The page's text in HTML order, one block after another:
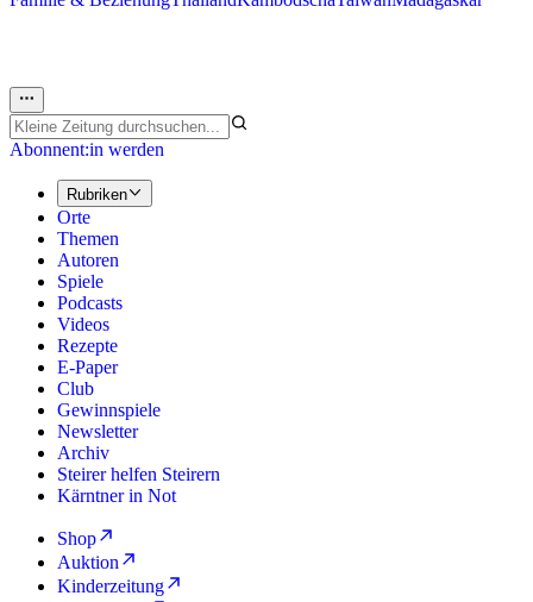
Abonnent:in werden
Rubriken
Orte
Themen
Autoren
Spiele
Podcasts
Videos
Rezepte
E-Paper
Club
Gewinnspiele
Newsletter
Archiv
Steirer helfen Steirern
Kärntner in Not
Shop
Auktion
Kinderzeitung